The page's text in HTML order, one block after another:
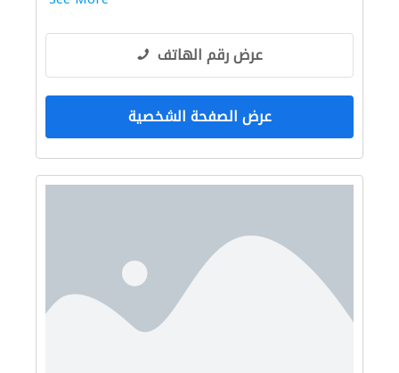
عرض رقم الهاتف
عرض الصفحة الشخصية